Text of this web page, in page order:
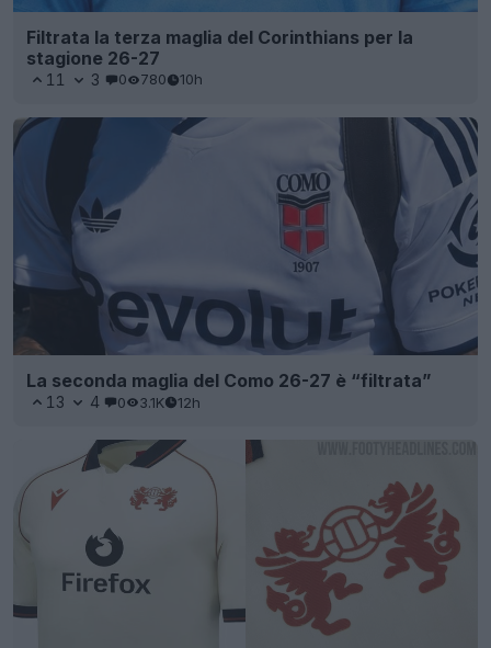
Filtrata la terza maglia del Corinthians per la
stagione 26-27
11 3 0 780 10h
La seconda maglia del Como 26-27 è “filtrata”
13 4 0 3.1K 12h